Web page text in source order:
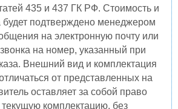
435 и 437 ГК РФ. Стоимость и
будет подтверждено менеджером
на электронную почту или
на номер, указанный при
Внешний вид и комплектация
от представленных на
оставляет за собой право
текущую комплектацию, без